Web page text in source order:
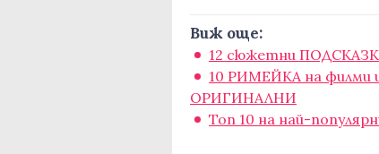
Виж още:
12 сюжетни
10 РИМЕЙКА на филми
ОРИГИНАЛНИ
Топ 10 на най-